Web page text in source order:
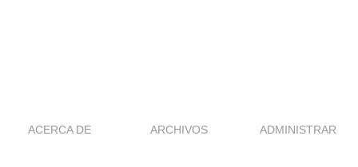
ACERCA DE ARCHIVOS ADMINISTRAR